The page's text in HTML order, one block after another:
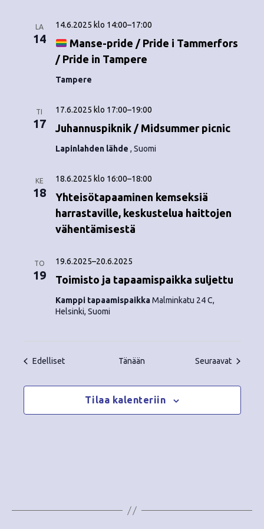
LA
14
Manse-pride / Pride i Tammerfors
/ Pride in Tampere
14.6.2025 klo 14:00–17:00
Tampere
TI
17 Juhannuspiknik / Midsummer picnic
17.6.2025 klo 17:00–19:00
Lapinlahden lähde , Suomi
KE
18
Yhteisötapaaminen kemseksiä
harrastaville, keskustelua haittojen
vähentämisestä
18.6.2025 klo 16:00–18:00
TO
19 Toimisto ja tapaamispaikka suljettu
19.6.2025–20.6.2025
Kamppi tapaamispaikkaMalminkatu 24 C,
Helsinki, Suomi
EdellisetTapahtumat Tänään Seuraavat
Tilaa kalenteriin